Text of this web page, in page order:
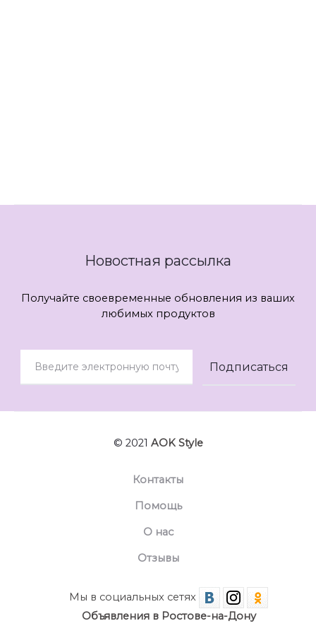
Новостная рассылка
Получайте своевременные обновления из ваших
любимых продуктов
© 2021 AOK Style
Контакты
Помощь
О нас
Отзывы
Мы в социальных сетях
Объявления в Ростове-на-Дону